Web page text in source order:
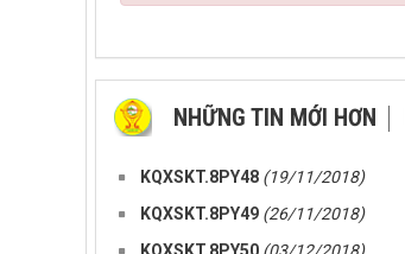
NHỮNG TIN MỚI HƠN
KQXSKT.8PY48 (19/11/2018)
KQXSKT.8PY49 (26/11/2018)
KQXSKT.8PY50 (03/12/2018)